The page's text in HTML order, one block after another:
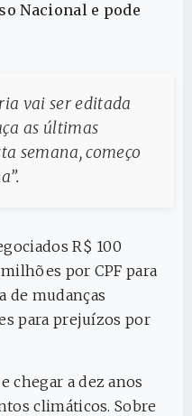
Nacional e pode
vai ser editada
as últimas
semana, começo
R$ 100
por CPF para
de mudanças
para prejuízos por
chegar a dez anos
climáticos. Sobre